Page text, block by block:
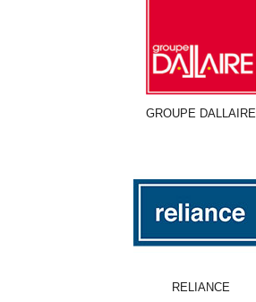
GROUPE DALLAIRE
RELIANCE